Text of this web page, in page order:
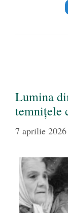
Lumina
temnițele
7 aprilie 2026